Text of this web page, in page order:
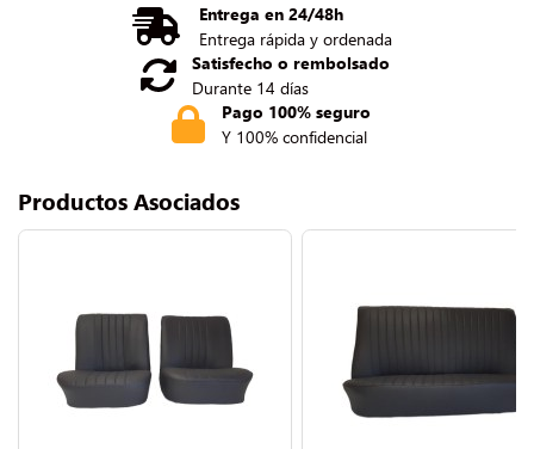
Entrega en 24/48h
Entrega rápida y ordenada
Satisfecho o rembolsado
Durante 14 días
Pago 100% seguro
Y 100% confidencial
Productos Asociados